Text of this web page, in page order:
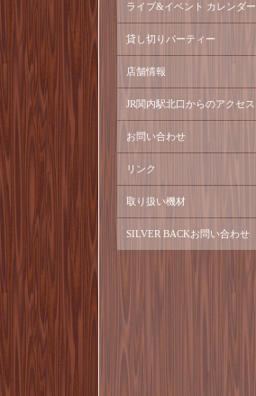
ライブ&イベント カレンダー
貸し切りパーティー
店舗情報
JR関内駅北口からのアクセス
お問い合わせ
リンク
取り扱い機材
SILVER BACKお問い合わせ